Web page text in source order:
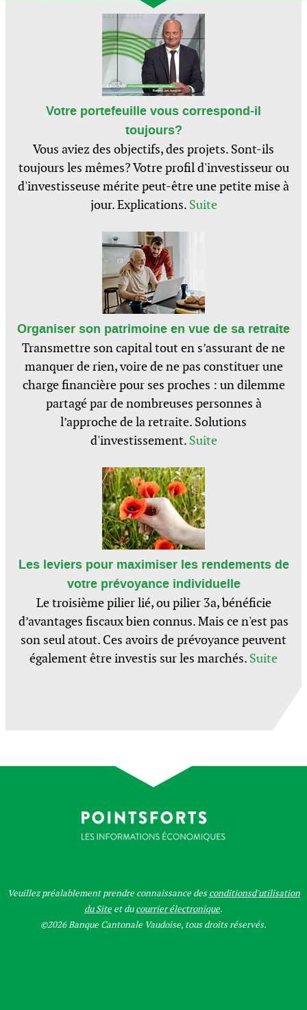
Votre portefeuille vous correspond-il
toujours?
Vous aviez des objectifs, des projets. Sont-ils
toujours les mêmes? Votre profil d'investisseur ou
d'investisseuse mérite peut-être une petite mise à
jour. Explications. Suite
Organiser son patrimoine en vue de sa retraite
Transmettre son capital tout en s’assurant de ne
manquer de rien, voire de ne pas constituer une
charge financière pour ses proches : un dilemme
partagé par de nombreuses personnes à
l’approche de la retraite. Solutions
d'investissement. Suite
Les leviers pour maximiser les rendements de
votre prévoyance individuelle
Le troisième pilier lié, ou pilier 3a, bénéficie
d’avantages fiscaux bien connus. Mais ce n'est pas
son seul atout. Ces avoirs de prévoyance peuvent
également être investis sur les marchés. Suite
Veuillez préalablement prendre connaissance desconditionsd'utilisation
du Site et ducourrier électronique.
©2026 Banque Cantonale Vaudoise, tous droits réservés.